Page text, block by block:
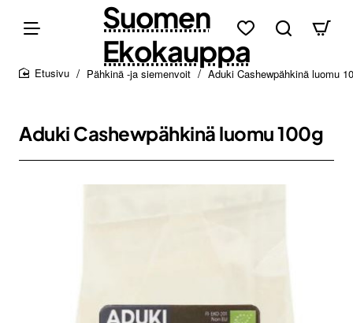
Suomen
Ekokauppa
Pähkinä -ja siemenvoit Aduki Cashewpähkinä luomu
Aduki Cashewpähkinä luomu 100g